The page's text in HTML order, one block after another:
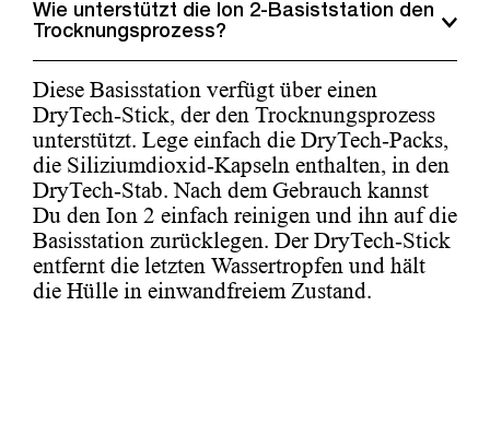
Wie unterstützt die Ion 2-Basiststation den
Trocknungsprozess?
Diese Basisstation verfügt über einen
DryTech-Stick, der den Trocknungsprozess
unterstützt. Lege einfach die DryTech-Packs,
die Siliziumdioxid-Kapseln enthalten, in den
DryTech-Stab. Nach dem Gebrauch kannst
Du den Ion 2 einfach reinigen und ihn auf die
Basisstation zurücklegen. Der DryTech-Stick
entfernt die letzten Wassertropfen und hält
die Hülle in einwandfreiem Zustand.